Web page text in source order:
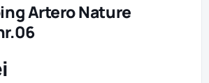
Artero Nature